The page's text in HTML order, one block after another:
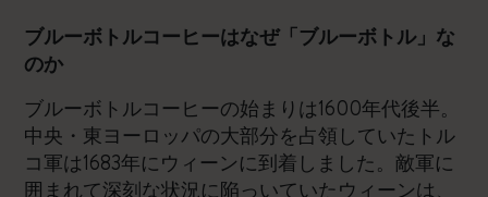
ブルーボトルコーヒーはなぜ「ブルーボトル」な
のか
ブルーボトルコーヒーの始まりは1600年代後半。
中央・東ヨーロッパの大部分を占領していたトル
コ軍は1683年にウィーンに到着しました。敵軍に
囲まれて深刻な状況に陥っいていたウィーンは、